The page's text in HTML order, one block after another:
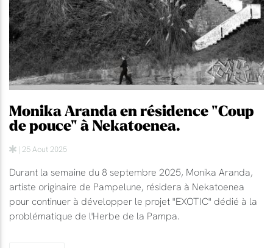
Monika Aranda en résidence "Coup
de pouce" à Nekatoenea.
| 25 Aout 2025
Durant la semaine du 8 septembre 2025, Monika Aranda,
artiste originaire de Pampelune, résidera à Nekatoenea
pour continuer à développer le projet "EXOTIC" dédié à la
problématique de l'Herbe de la Pampa.